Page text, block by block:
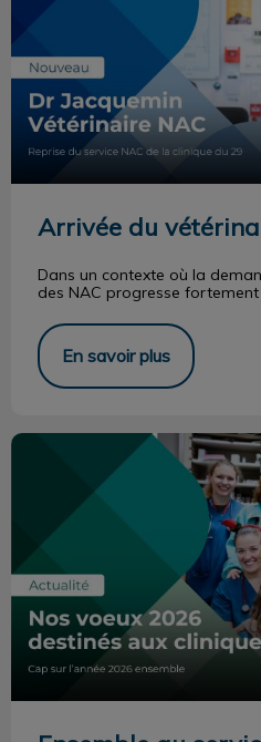
Arrivée du
Dans un contexte où la
des NAC progresse fortement
En savoir plus
Ensemble au service des